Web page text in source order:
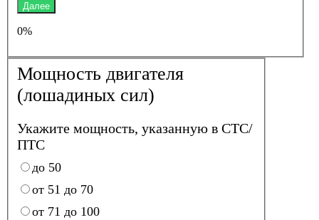
Далее
0%
Мощность двигателя
(лошадиных сил)
Укажите мощность, указанную в СТС/
ПТС
до 50
от 51 до 70
от 71 до 100